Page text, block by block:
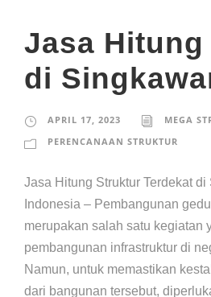
Jasa
di
APRIL 17, 2023
MEGA
PERENCANAAN STRUKTUR
Jasa Hitung Struktur Terdekat di
Indonesia – Pembangunan
merupakan salah satu kegiatan
pembangunan infrastruktur di
Namun, untuk memastikan
dari bangunan tersebut,